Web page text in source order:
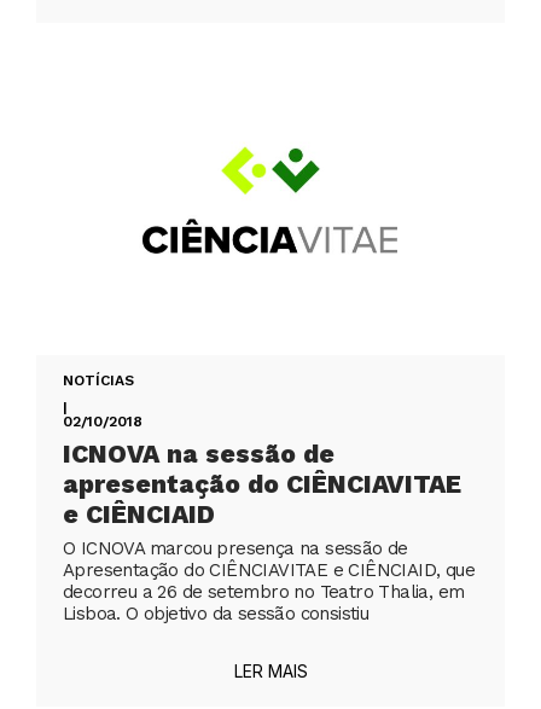
NOTÍCIAS
|
02/10/2018
ICNOVA na sessão de
apresentação do CIÊNCIAVITAE
e CIÊNCIAID
O ICNOVA marcou presença na sessão de
Apresentação do CIÊNCIAVITAE e CIÊNCIAID, que
decorreu a 26 de setembro no Teatro Thalia, em
Lisboa. O objetivo da sessão consistiu
LER MAIS